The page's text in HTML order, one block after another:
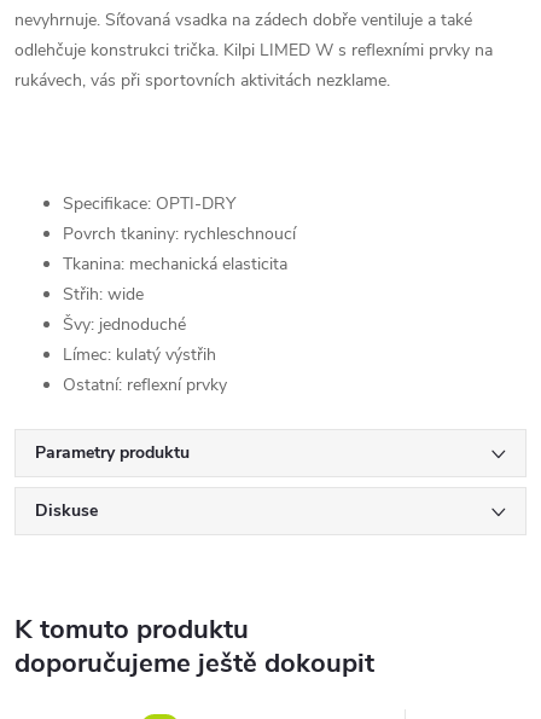
nevyhrnuje. Síťovaná vsadka na zádech dobře ventiluje a také
odlehčuje konstrukci trička. Kilpi LIMED W s reflexními prvky na
rukávech, vás při sportovních aktivitách nezklame.
Specifikace: OPTI-DRY
Povrch tkaniny: rychleschnoucí
Tkanina: mechanická elasticita
Střih: wide
Švy: jednoduché
Límec: kulatý výstřih
Ostatní: reflexní prvky
Parametry produktu
Diskuse
K tomuto produktu
doporučujeme ještě dokoupit